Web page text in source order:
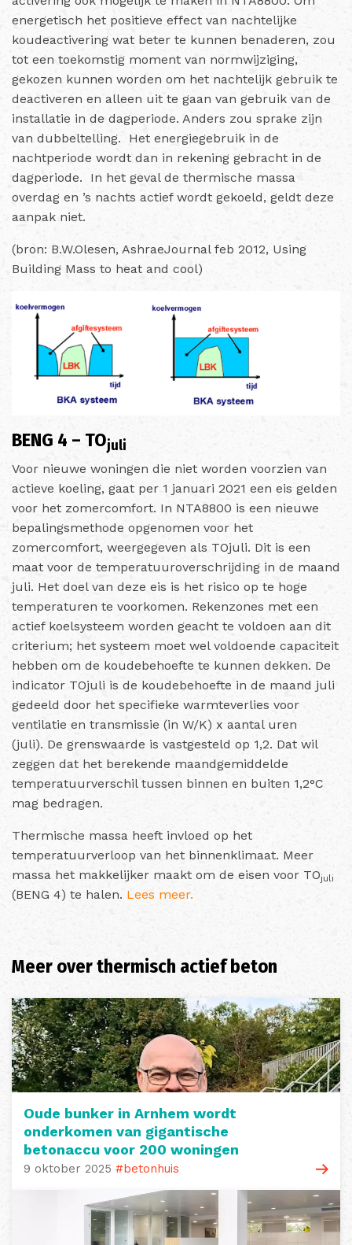
energetisch het positieve effect van nachtelijke
koudeactivering wat beter te kunnen benaderen, zou
tot een toekomstig moment van normwijziging,
gekozen kunnen worden om het nachtelijk gebruik te
deactiveren en alleen uit te gaan van gebruik van de
installatie in de dagperiode. Anders zou sprake zijn
van dubbeltelling. Het energiegebruik in de
nachtperiode wordt dan in rekening gebracht in de
dagperiode. In het geval de thermische massa
overdag en ’s nachts actief wordt gekoeld, geldt deze
aanpak niet.
(bron: B.W.Olesen, AshraeJournal feb 2012, Using
Building Mass to heat and cool)
BENG 4 – TOjuli
Voor nieuwe woningen die niet worden voorzien van
actieve koeling, gaat per 1 januari 2021 een eis gelden
voor het zomercomfort. In NTA8800 is een nieuwe
bepalingsmethode opgenomen voor het
zomercomfort, weergegeven als TOjuli. Dit is een
maat voor de temperatuuroverschrijding in de maand
juli. Het doel van deze eis is het risico op te hoge
temperaturen te voorkomen. Rekenzones met een
actief koelsysteem worden geacht te voldoen aan dit
criterium; het systeem moet wel voldoende capaciteit
hebben om de koudebehoefte te kunnen dekken. De
indicator TOjuli is de koudebehoefte in de maand juli
gedeeld door het specifieke warmteverlies voor
ventilatie en transmissie (in W/K) x aantal uren
(juli). De grenswaarde is vastgesteld op 1,2. Dat wil
zeggen dat het berekende maandgemiddelde
temperatuurverschil tussen binnen en buiten 1,2°C
mag bedragen.
Thermische massa heeft invloed op het
temperatuurverloop van het binnenklimaat. Meer
massa het makkelijker maakt om de eisen voor TOjuli
(BENG 4) te halen. Lees meer.
Meer over thermisch actief beton
Oude bunker in Arnhem wordt
onderkomen van gigantische
betonaccu voor 200 woningen
9 oktober 2025 #betonhuis